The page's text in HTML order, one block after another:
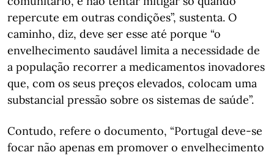
repercute em outras condições”, sustenta. O
caminho, diz, deve ser esse até porque “o
envelhecimento saudável limita a necessidade de
a população recorrer a medicamentos inovadores
que, com os seus preços elevados, colocam uma
substancial pressão sobre os sistemas de saúde”.
Contudo, refere o documento, “Portugal deve-se
focar não apenas em promover o envelhecimento